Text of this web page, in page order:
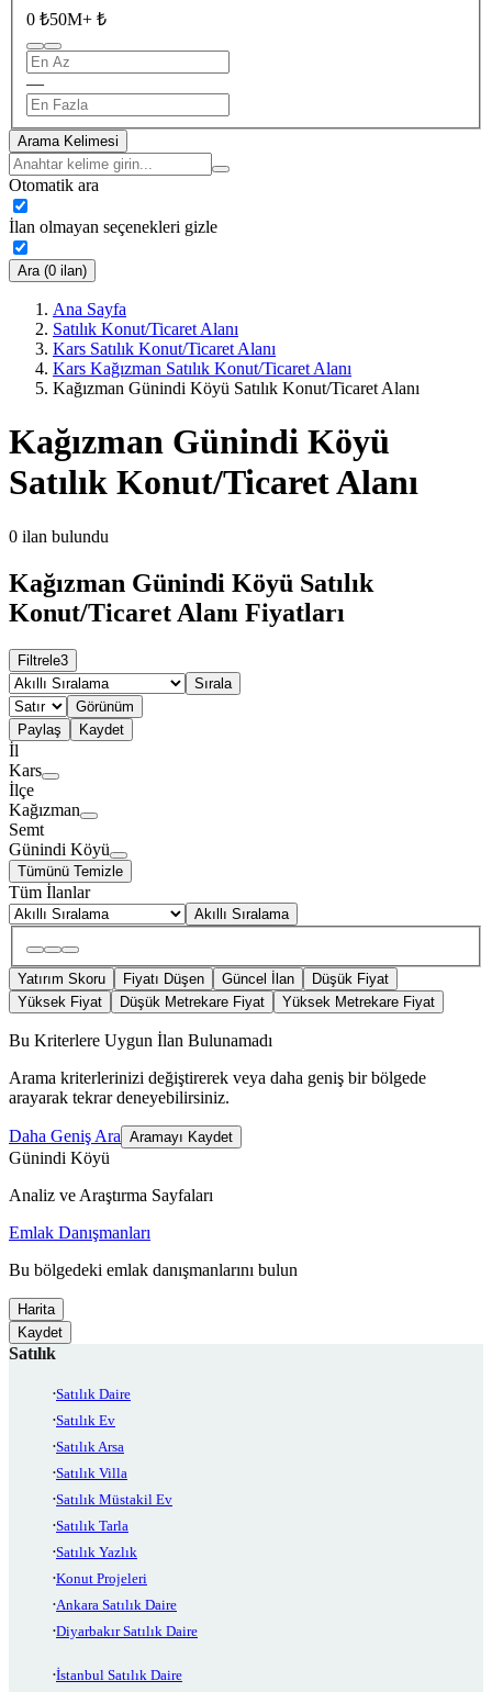
0 ₺50M+ ₺
—
Arama Kelimesi
Otomatik ara
İlan olmayan seçenekleri gizle
Ara (0 ilan)
Ana Sayfa
Satılık Konut/Ticaret Alanı
Kars Satılık Konut/Ticaret Alanı
Kars Kağızman Satılık Konut/Ticaret Alanı
Kağızman Günindi Köyü Satılık Konut/Ticaret Alanı
Kağızman Günindi Köyü
Satılık Konut/Ticaret Alanı
0 ilan bulundu
Kağızman Günindi Köyü Satılık
Konut/Ticaret Alanı Fiyatları
Filtrele3
Sırala
Görünüm
Paylaş
Kaydet
İl
Kars
İlçe
Kağızman
Semt
Günindi Köyü
Tümünü Temizle
Tüm İlanlar
Akıllı Sıralama
Yatırım Skoru Fiyatı Düşen Güncel İlan
Düşük Fiyat
Yüksek Fiyat
Düşük Metrekare Fiyat Yüksek Metrekare Fiyat
Bu Kriterlere Uygun İlan Bulunamadı
Arama kriterlerinizi değiştirerek veya daha geniş bir bölgede
arayarak tekrar deneyebilirsiniz.
Daha Geniş Ara Aramayı Kaydet
Günindi Köyü
Analiz ve Araştırma Sayfaları
Emlak Danışmanları
Bu bölgedeki emlak danışmanlarını bulun
Harita
Kaydet
Satılık
Satılık Daire
Satılık Ev
Satılık Arsa
Satılık Villa
Satılık Müstakil Ev
Satılık Tarla
Satılık Yazlık
Konut Projeleri
Ankara Satılık Daire
Diyarbakır Satılık Daire
İstanbul Satılık Daire